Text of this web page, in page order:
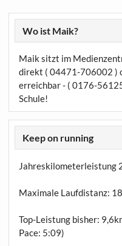
Wo ist Maik?
Maik sitzt im
direkt ( 04471-706002 )
erreichbar - ( 0176-
Schule!
Keep on running
Jahreskilometerleistung
Maximale Laufdistanz:
Top-Leistung bisher:
Pace: 5:09)